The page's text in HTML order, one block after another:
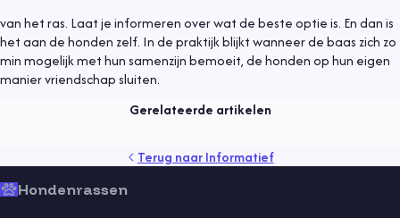
van het ras. Laat je informeren over wat de beste optie is. En dan is
het aan de honden zelf. In de praktijk blijkt wanneer de baas zich zo
min mogelijk met hun samenzijn bemoeit, de honden op hun eigen
manier vriendschap sluiten.
Gerelateerde artikelen
trainingvaccinatiesverzorgingvlooienvoeding
Informatief 6 juli 2021
Hond uit asiel, waar moet je op letten?
Terug naarInformatief
Hondenrassen